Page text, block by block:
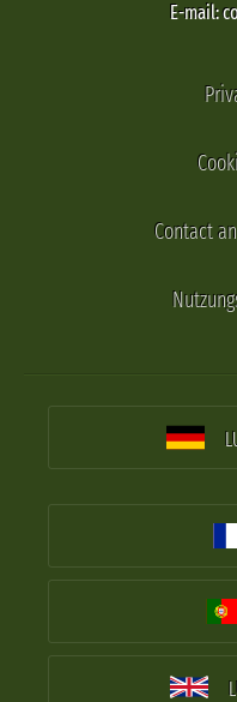
E-mail:
Contact